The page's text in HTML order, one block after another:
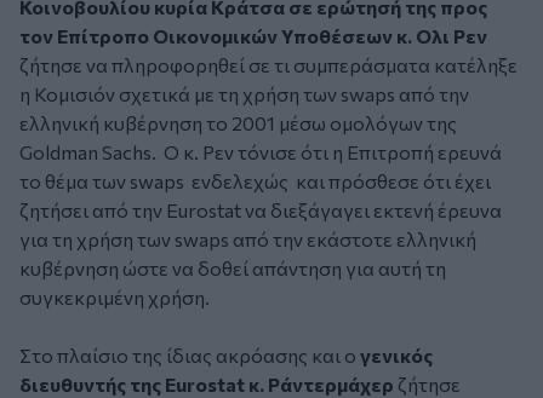
Κοινοβουλίου κυρία Κράτσα σε ερώτησή της προς
τον Επίτροπο Οικονομικών Υποθέσεων κ. Ολι Ρεν
ζήτησε να πληροφορηθεί σε τι συμπεράσματα κατέληξε
η Κομισιόν σχετικά με τη χρήση των swaps από την
ελληνική κυβέρνηση το 2001 μέσω ομολόγων της
Goldman Sachs. Ο κ. Ρεν τόνισε ότι η Επιτροπή ερευνά
το θέμα των swaps ενδελεχώς και πρόσθεσε ότι έχει
ζητήσει από την Eurostat να διεξάγαγει εκτενή έρευνα
για τη χρήση των swaps από την εκάστοτε ελληνική
κυβέρνηση ώστε να δοθεί απάντηση για αυτή τη
συγκεκριμένη χρήση.
Στο πλαίσιο της ίδιας ακρόασης και ο γενικός
διευθυντής της Eurostat κ. Ράντερμάχερ ζήτησε